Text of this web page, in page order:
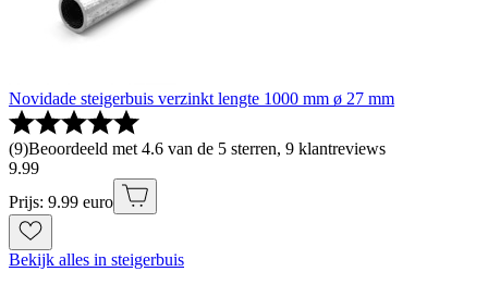
Novidade steigerbuis verzinkt lengte 1000 mm ø 27 mm
(9)Beoordeeld met 4.6 van de 5 sterren, 9 klantreviews
9.99
Prijs: 9.99 euro
Bekijk alles in steigerbuis